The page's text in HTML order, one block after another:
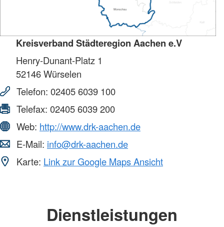
Kreisverband Städteregion Aachen e.V
Henry-Dunant-Platz 1
52146Würselen
Telefon: 02405 6039 100
Telefax: 02405 6039 200
Web: http://www.drk-aachen.de
E-Mail: info@drk-aachen.de
Karte: Link zur Google Maps Ansicht
Dienstleistungen